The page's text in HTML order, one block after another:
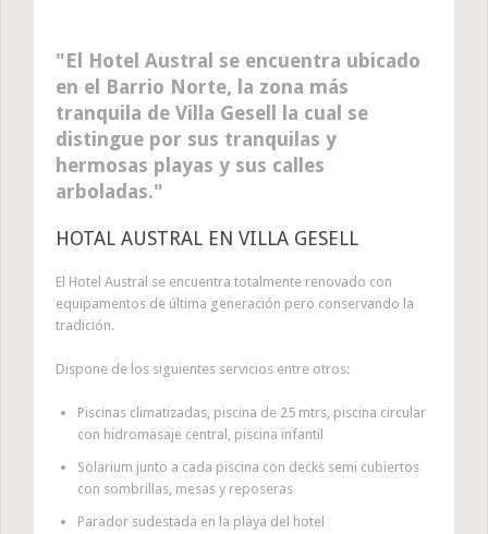
El Hotel Austral se encuentra ubicado
en el Barrio Norte, la zona más
tranquila de Villa Gesell la cual se
distingue por sus tranquilas y
hermosas playas y sus calles
arboladas.
HOTAL AUSTRAL EN VILLA GESELL
El Hotel Austral se encuentra totalmente renovado con
equipamentos de última generación pero conservando la
tradición.
Dispone de los siguientes servicios entre otros:
Piscinas climatizadas, piscina de 25 mtrs, piscina circular
con hidromasaje central, piscina infantil
Solarium junto a cada piscina con decks semi cubiertos
con sombrillas, mesas y reposeras
Parador sudestada en la playa del hotel